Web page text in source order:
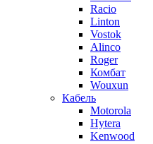
Racio
Linton
Vostok
Alinco
Roger
Комбат
Wouxun
Кабель
Motorola
Hytera
Kenwood